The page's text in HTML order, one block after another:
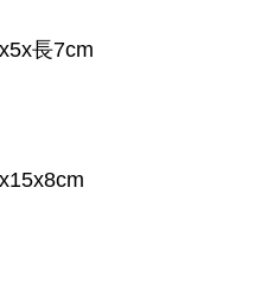
長7cm